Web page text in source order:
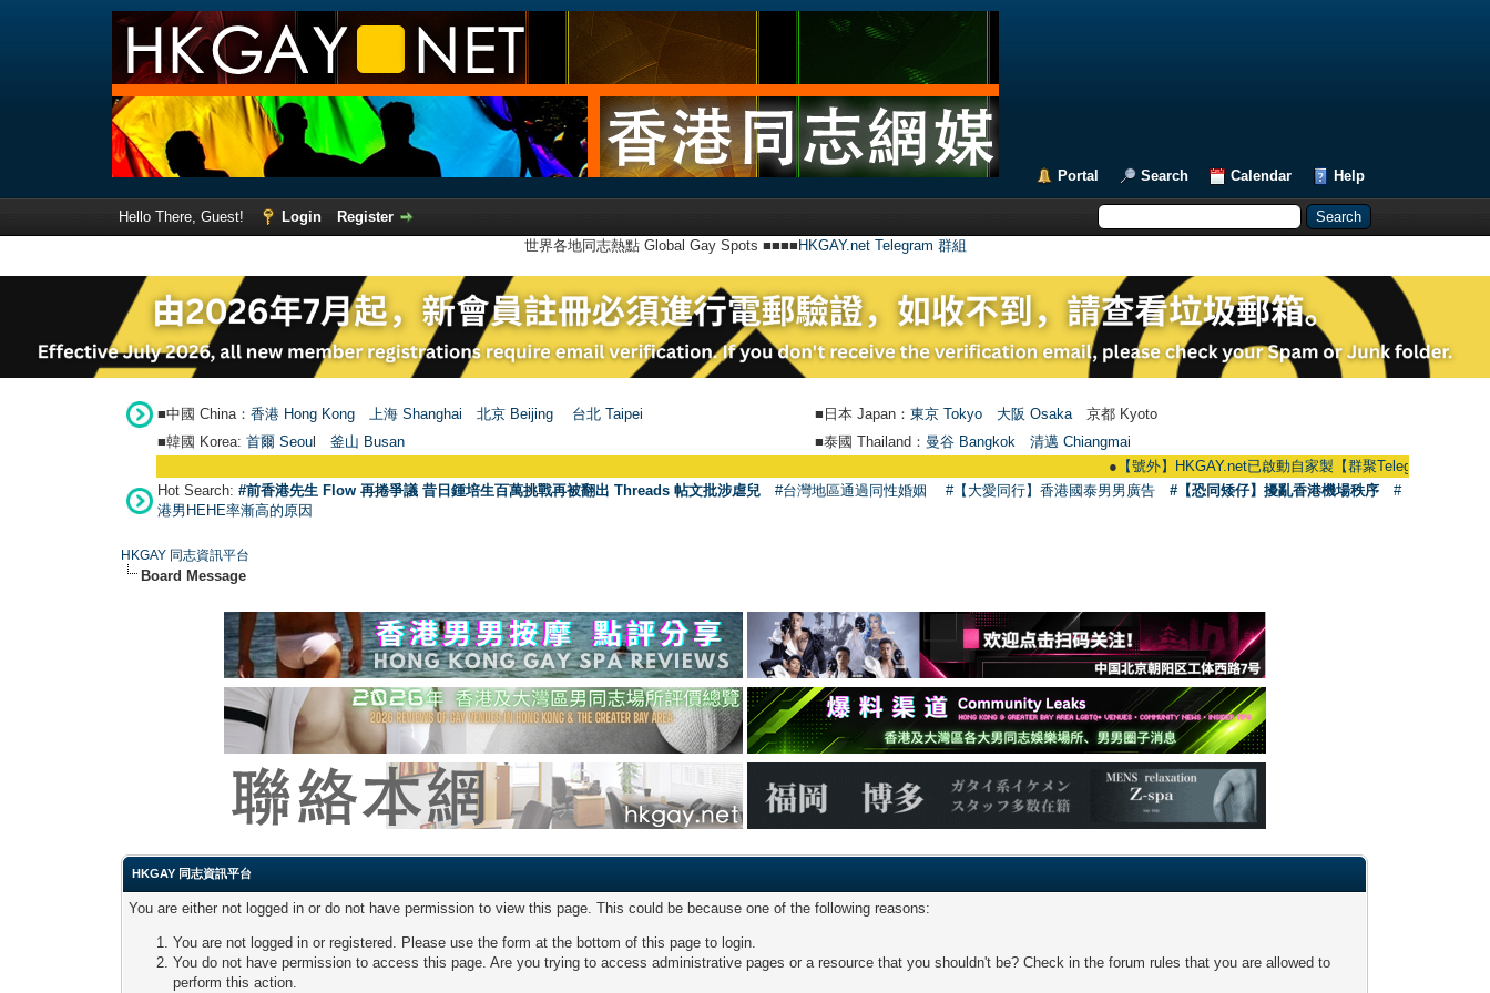
Portal Search Calendar Help
Hello There, Guest! Login
Register
世界各地同志熱點 Global Gay Spots ■■■■ HKGAY.net Telegram 群組
■中國 China： 香港 Hong Kong 上海 Shanghai 北京 Beijing 台北 Taipei ■日本 Japan： 東京 Tokyo 大阪 Osaka 京都 Kyoto
■韓國 Korea: 首爾 Seou 釜山 Busan ■泰國 Thailand： 曼谷 Bangkok
清邁 Chiangmai
【號外】HKGAY.net已啟動自家製【群聚Telegram群組】
Hot Search: #前香港先生 Flow 再捲爭議 昔日鍾培生百萬挑戰再被翻出 Threads 帖文批涉虐兒 #台灣地區通過同性婚姻 #【大愛同行】香港國泰男男廣告 #【恐同矮仔】擾亂香港機場秩序
#
港男HEHE率漸高的原因
HKGAY 同志資訊平台
Board Message
HKGAY 同志資訊平台
You are either not logged in or do not have permission to view this page. This could be because one of the following reasons:
You are not logged in or registered. Please use the form at the bottom of this page to login.
You do not have permission to access this page. Are you trying to access administrative pages or a resource that you shouldn't be? Check in the forum rules that you are allowed to
perform this action.